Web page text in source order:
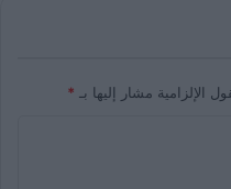
الإلزامية مشار إليها بـ *